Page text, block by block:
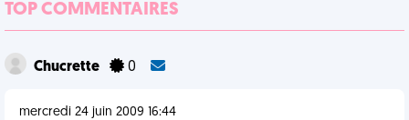
TOP COMMENTAIRES
Chucrette 0
mercredi 24 juin 2009 16:44